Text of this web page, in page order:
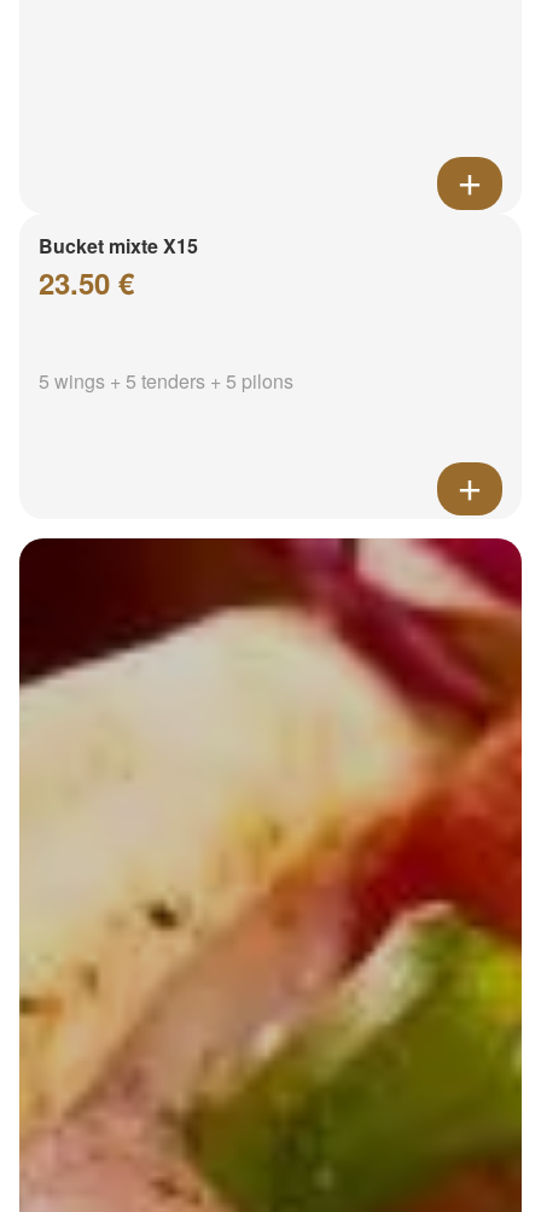
Bucket mixte X15
23.50 €
5 wings + 5 tenders + 5 pilons